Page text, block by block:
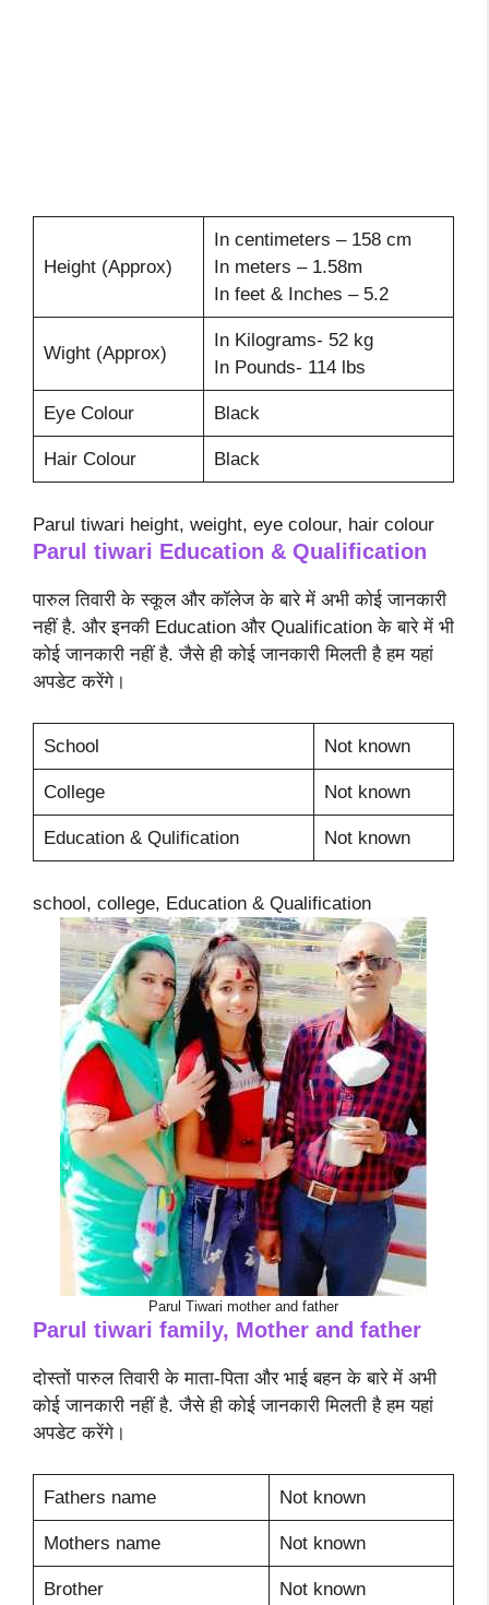
Height (Approx)
In centimeters – 158 cm
In meters – 1.58m
In feet & Inches – 5.2
Wight (Approx)
In Kilograms- 52 kg
In Pounds- 114 lbs
Eye Colour Black
Hair Colour Black
Parul tiwari height, weight, eye colour, hair colour
Parul tiwari Education & Qualification
पारुल तिवारी के स्कूल और कॉलेज के बारे में अभी कोई जानकारी
नहीं है. और इनकी Education और Qualification के बारे में भी
कोई जानकारी नहीं है. जैसे ही कोई जानकारी मिलती है हम यहां
अपडेट करेंगे।
School Not known
College Not known
Education & Qulification Not known
school, college, Education & Qualification
Parul Tiwari mother and father
Parul tiwari family, Mother and father
दोस्तों पारुल तिवारी के माता-पिता और भाई बहन के बारे में अभी
कोई जानकारी नहीं है. जैसे ही कोई जानकारी मिलती है हम यहां
अपडेट करेंगे।
Fathers name Not known
Mothers name Not known
Brother Not known